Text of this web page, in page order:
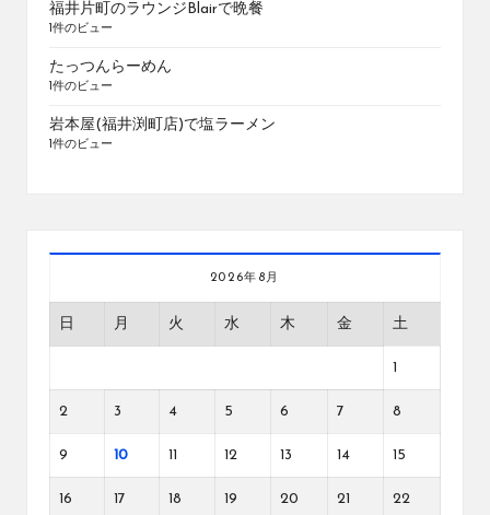
福井片町のラウンジBlairで晩餐
1件のビュー
たっつんらーめん
1件のビュー
岩本屋(福井渕町店)で塩ラーメン
1件のビュー
2026年8月
日 月 火 水 木 金 土
2 3 4 5 6 7 8
9 10 12 13 14 15
16 17 18 19 20 21 22